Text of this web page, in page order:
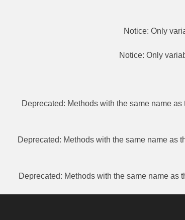
Notice: Only
Notice: Only
Deprecated: Methods with the same name
Deprecated: Methods with the same name as
Deprecated: Methods with the same name as